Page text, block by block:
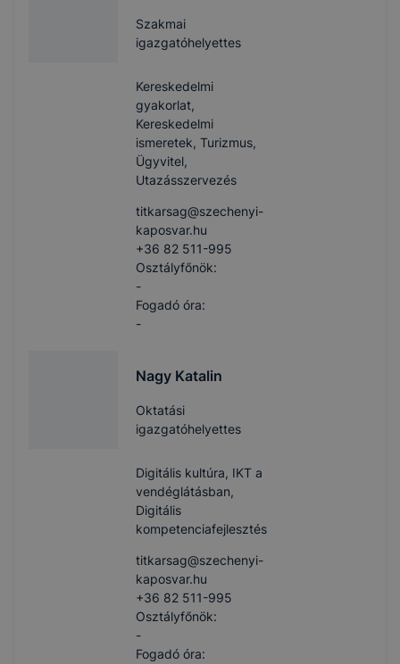
Szakmai
igazgatóhelyettes
Kereskedelmi
gyakorlat,
Kereskedelmi
ismeretek, Turizmus,
Ügyvitel,
Utazásszervezés
titkarsag​@szechenyi-
kaposvar.hu
+36 82 511-995
Osztályfőnök:
-
Fogadó óra:
-
Nagy Katalin
Oktatási
igazgatóhelyettes
Digitális kultúra, IKT a
vendéglátásban,
Digitális
kompetenciafejlesztés
titkarsag​@szechenyi-
kaposvar.hu
+36 82 511-995
Osztályfőnök:
-
Fogadó óra: